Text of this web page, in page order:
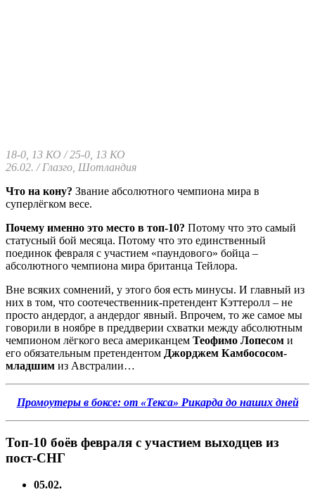
18-0, 13 КО / 25-0, 13 КО
26.02. / Глазго, Шотландия
Что на кону? Звание абсолютного чемпиона мира в
суперлёгком весе.
Почему именно это место в топ-10? Потому что это самый
статусный бой месяца. Потому что это единственный
поединок февраля с участием «паундового» бойца –
абсолютного чемпиона мира британца Тейлора.
Вне всяких сомнений, у этого боя есть минусы. И главный из
них в том, что соотечественник-претендент Кэттеролл – не
просто андердог, а андердог явный. Впрочем, то же самое мы
говорили в ноябре в преддверии схватки между абсолютным
чемпионом лёгкого веса американцем Теофимо Лопесом и
его обязательным претендентом Джорджем Камбососом-
младшим из Австралии…
Промоутеры в боксе: от «Текса» Рикарда до наших дней
Топ-10 боёв февраля с участием выходцев из
пост-СНГ
05.02.